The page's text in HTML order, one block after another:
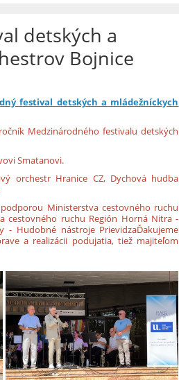
detských a
Bojnice
festival detských a mládežníckych
Medzinárodného festivalu detských
Smatanovi.
orchestr Hranice CZ, Dychová hudba
podporou Ministerstva cestovného ruchu
cestovného ruchu Región Horná Nitra -
- Hudobné nástroje PrievidzaĎakujeme
a realizácii podujatia, tiež majiteľom